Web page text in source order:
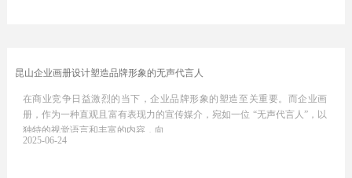
昆山企业画册设计塑造品牌形象的无声代言人
在商业竞争日益激烈的当下，企业品牌形象的塑造至关重要。而企业画
册，作为一种直观且富有表现力的宣传媒介，宛如一位 “无声代言人”，以
独特的视觉语言和丰富的内容，向…
2025-06-24